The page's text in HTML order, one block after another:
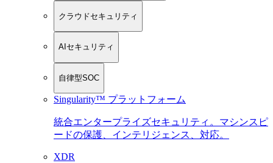
クラウドセキュリティ
AIセキュリティ
自律型SOC
Singularity™ プラットフォーム
統合エンタープライズセキュリティ。マシンスピ
ードの保護、インテリジェンス、対応。
XDR